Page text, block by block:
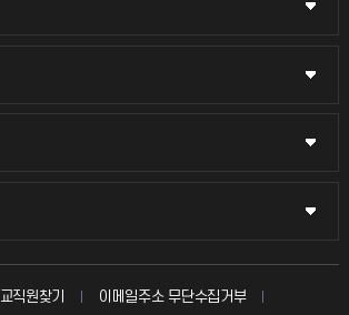
교직원찾기
이메일주소 무단수집거부